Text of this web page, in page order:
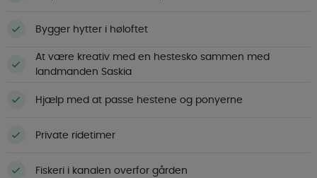
Bygger hytter i høloftet
At være kreativ med en hestesko sammen med
landmanden Saskia
Hjælp med at passe hestene og ponyerne
Private ridetimer
Fiskeri i kanalen overfor gården